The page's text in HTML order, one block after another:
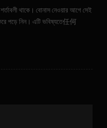
থাকে। বোনাস নেওয়ার আগে সেই
করে পড়ে নিন। এটি ভবিষ্যতে任何